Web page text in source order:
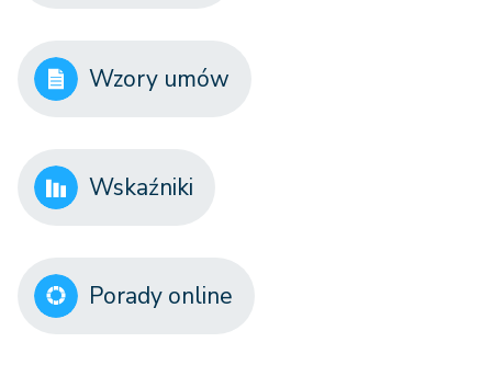
Wzory umów
Wskaźniki
Porady online